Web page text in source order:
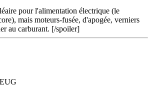
pour l'alimentation électrique (le
mais moteurs-fusée, d'apogée, verniers
au carburant. [/spoiler]